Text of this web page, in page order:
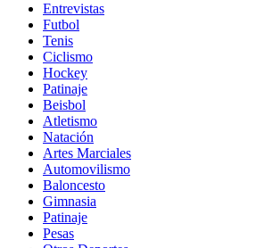
Entrevistas
Futbol
Tenis
Ciclismo
Hockey
Patinaje
Beisbol
Atletismo
Natación
Artes Marciales
Automovilismo
Baloncesto
Gimnasia
Patinaje
Pesas